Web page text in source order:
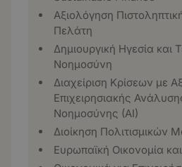
Αξιολόγηση
Πελάτη
Δημιουργική Ηγεσία και
Νοημοσύνη
Διαχείριση Κρίσεων με
Επιχειρησιακής
Νοημοσύνης (ΑΙ)
Διοίκηση Πολιτισμικών
Ευρωπαϊκή Οικονομία